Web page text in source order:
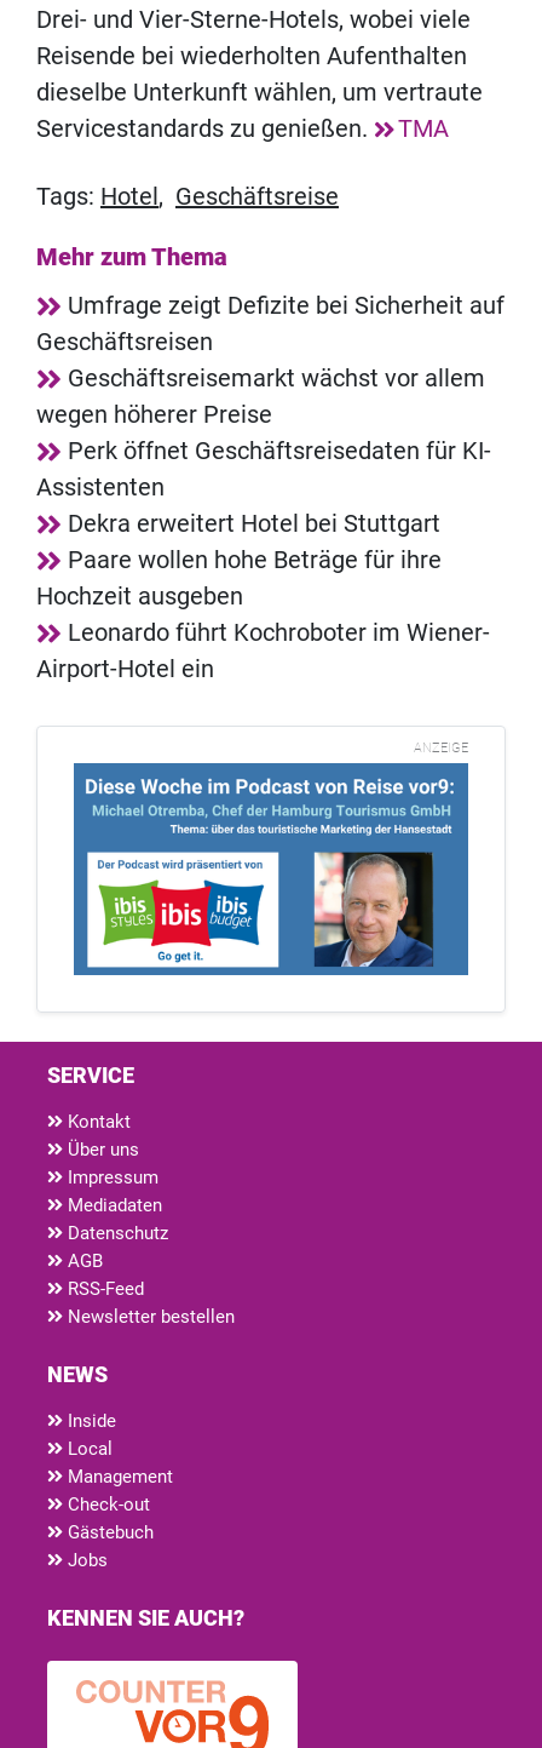
Drei- und Vier-Sterne-Hotels, wobei viele
Reisende bei wiederholten Aufenthalten
dieselbe Unterkunft wählen, um vertraute
Servicestandards zu genießen.
TMA
Tags: Hotel , Geschäftsreise
Mehr zum Thema
Umfrage zeigt Defizite bei Sicherheit auf
Geschäftsreisen
Geschäftsreisemarkt wächst vor allem
wegen höherer Preise
Perk öffnet Geschäftsreisedaten für KI-
Assistenten
Dekra erweitert Hotel bei Stuttgart
Paare wollen hohe Beträge für ihre
Hochzeit ausgeben
Leonardo führt Kochroboter im Wiener-
Airport-Hotel ein
ANZEIGE
SERVICE
Kontakt
Über uns
Impressum
Mediadaten
Datenschutz
AGB
RSS-Feed
Newsletter bestellen
NEWS
Inside
Local
Management
Check-out
Gästebuch
Jobs
KENNEN SIE AUCH?